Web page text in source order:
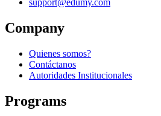
support@edumy.com
Company
Quienes somos?
Contáctanos
Autoridades Institucionales
Programs